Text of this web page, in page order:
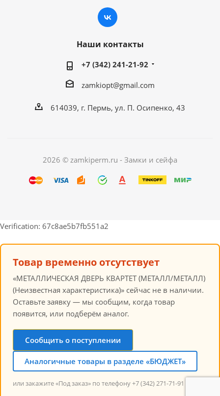
Наши контакты
+7 (342) 241-21-92
zamkiopt@gmail.com
614039, г. Пермь, ул. П. Осипенко, 43
2026 © zamkiperm.ru - Замки и сейфа
Verification: 67c8ae5b7fb551a2
Товар временно отсутствует
«МЕТАЛЛИЧЕСКАЯ ДВЕРЬ КВАРТЕТ (МЕТАЛЛ/МЕТАЛЛ)
(Неизвестная характеристика)» сейчас не в наличии.
Оставьте заявку — мы сообщим, когда товар
появится, или подберём аналог.
Сообщить о поступлении
Аналогичные товары в разделе «БЮДЖЕТ»
или закажите «Под заказ» по телефону +7 (342) 271-71-91